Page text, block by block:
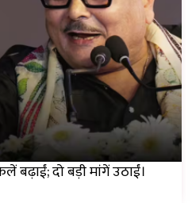
बढ़ाईं; दो बड़ी मांगें उठाईं।